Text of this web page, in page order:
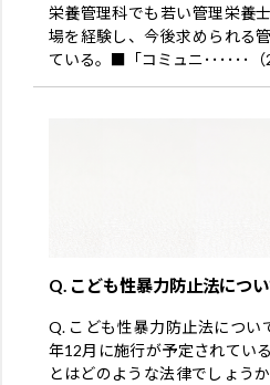
栄養管理科でも若い管理栄養
場を経験し、今後求められる
ている。■「コミュニ･･････（
Q. こども性暴力防止法につい
Q. こども性暴力防止法につい
年12月に施行が予定されてい
とはどのような法律でしょう